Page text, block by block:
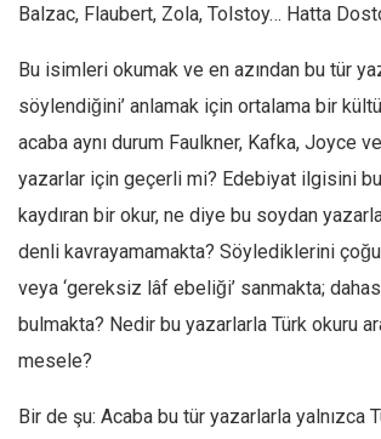
7 soruda bu hafta
Spor
Manzara
Sağlık
Gıda-Beslenme
Hayat
Türkiye
Siyaset
Avrupa
Balzac, Flaubert, Zola, Tolstoy… Hatta
Bu isimleri okumak ve en azından bu tür
söylendiğini’ anlamak için ortalama bir
acaba aynı durum Faulkner, Kafka, Joyce
yazarlar için geçerli mi? Edebiyat ilgisini
kaydıran bir okur, ne diye bu soydan
denli kavrayamamakta? Söylediklerini
veya ‘gereksiz lâf ebeliği’ sanmakta; dahası
bulmakta? Nedir bu yazarlarla Türk okuru
mesele?
Bir de şu: Acaba bu tür yazarlarla yalnızca